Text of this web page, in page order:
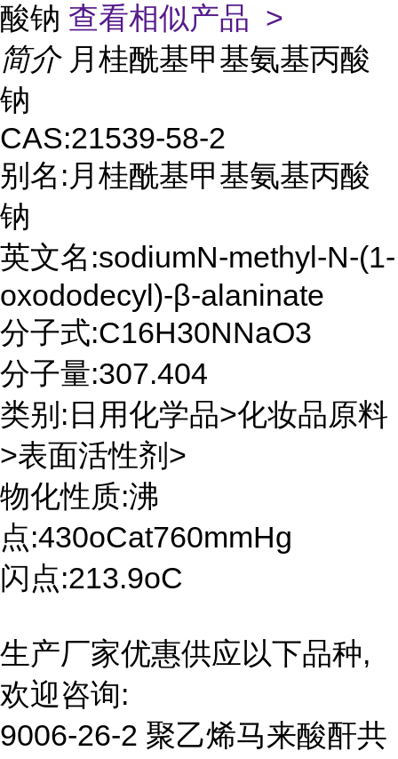
酸钠 查看相似产品 >
简介 月桂酰基甲基氨基丙酸
钠
CAS:21539-58-2
别名:月桂酰基甲基氨基丙酸
钠
英文名:sodiumN-methyl-N-(1-
oxododecyl)-β-alaninate
分子式:C16H30NNaO3
分子量:307.404
类别:日用化学品>化妆品原料
>表面活性剂>
物化性质:沸
点:430oCat760mmHg
闪点:213.9oC
生产厂家优惠供应以下品种,
欢迎咨询:
9006-26-2 聚乙烯马来酸酐共